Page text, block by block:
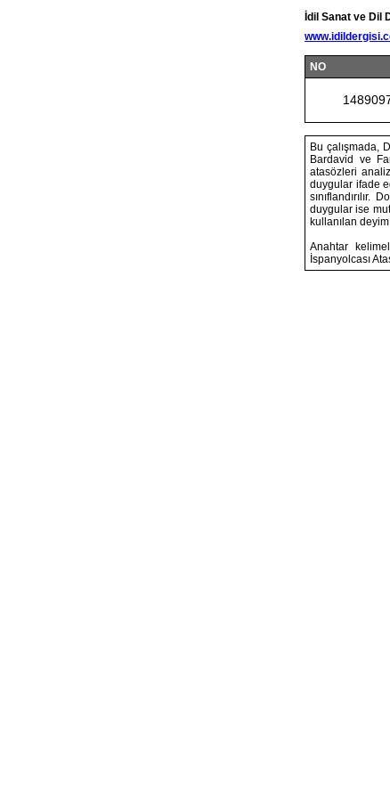
İdil Sanat ve Dil
NO
Bu çalışmada,
Bardavid ve
atasözleri
duygular ifade
duygular ise
kullanılan deyim
Anahtar
İspanyolcası